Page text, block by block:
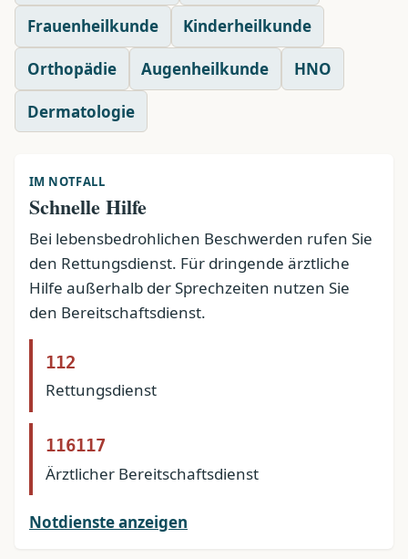
Frauenheilkunde Kinderheilkunde
Orthopädie Augenheilkunde HNO
Dermatologie
IM NOTFALL
Schnelle Hilfe
Bei lebensbedrohlichen Beschwerden rufen Sie
den Rettungsdienst. Für dringende ärztliche
Hilfe außerhalb der Sprechzeiten nutzen Sie
den Bereitschaftsdienst.
112
Rettungsdienst
116117
Ärztlicher Bereitschaftsdienst
Notdienste anzeigen